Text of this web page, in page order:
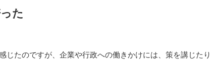
た
じたのですが、企業や行政への働きかけには、策を講じたり